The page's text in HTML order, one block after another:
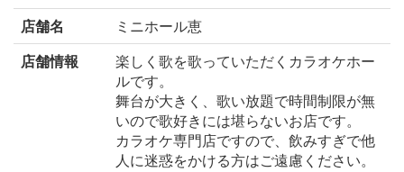
店舗名
ミニホール恵
店舗情報
楽しく歌を歌っていただくカラオケホー
ルです。
舞台が大きく、歌い放題で時間制限が無
いので歌好きには堪らないお店です。
カラオケ専門店ですので、飲みすぎで他
人に迷惑をかける方はご遠慮ください。